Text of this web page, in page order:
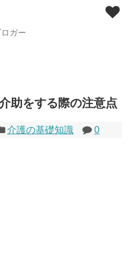
ガー
助をする際の注意点
介護の基礎知識 0